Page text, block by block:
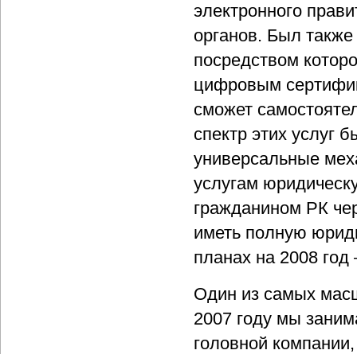
электронного
органов. Был
посредством
цифровым
сможет
спектр этих услуг
универсальные
услугам
гражданином РК
иметь полную
планах на 2008
Один из самых
2007 году мы
головной